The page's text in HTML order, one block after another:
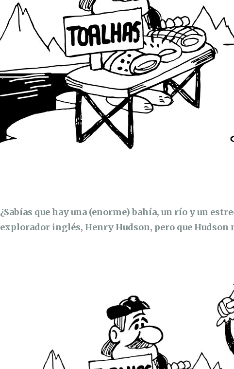
¿Sabías que hay una (enorme) bahía, un río y un
explorador inglés, Henry Hudson, pero que Hudson